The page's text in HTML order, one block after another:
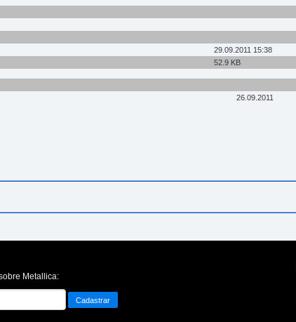
29.09.2011 15:38
52.9 KB
26.09.2011
Metallica: